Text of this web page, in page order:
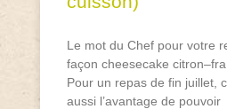
Le mot du Chef pour votre
façon cheesecake
Pour un repas de fin juillet,
aussi l’avantage de pouvoir